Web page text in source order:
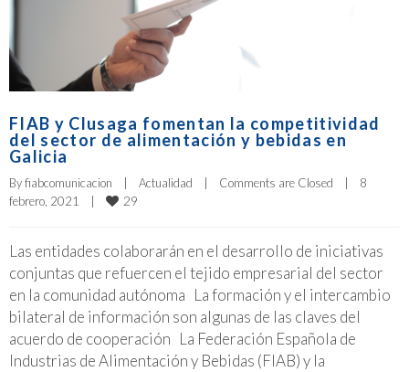
FIAB y Clusaga fomentan la competitividad
del sector de alimentación y bebidas en
Galicia
By fiabcomunicacion Actualidad Comments are Closed
8
febrero, 2021
29
Las entidades colaborarán en el desarrollo de iniciativas
conjuntas que refuercen el tejido empresarial del sector
en la comunidad autónoma La formación y el intercambio
bilateral de información son algunas de las claves del
acuerdo de cooperación La Federación Española de
Industrias de Alimentación y Bebidas (FIAB) y la